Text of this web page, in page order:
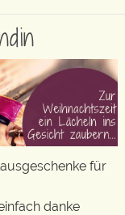
für
danke